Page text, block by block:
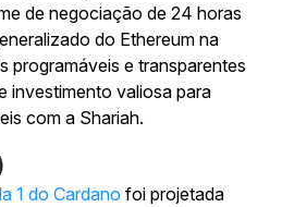
de negociação de 24 horas
do Ethereum na
programáveis e transparentes
investimento valiosa para
com a Shariah.
1 do Cardano foi projetada